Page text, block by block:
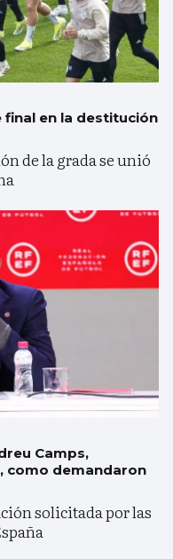
final en la destitución
de la grada se unió
Camps,
como demandaron
solicitada por las